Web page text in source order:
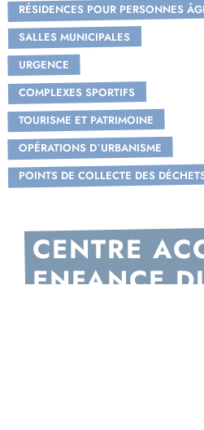
RÉSIDENCES POUR PERSONNES
SALLES MUNICIPALES
URGENCE
COMPLEXES SPORTIFS
TOURISME ET PATRIMOINE
OPÉRATIONS D`URBANISME
POINTS DE COLLECTE DES
CENTRE
ENFANCE